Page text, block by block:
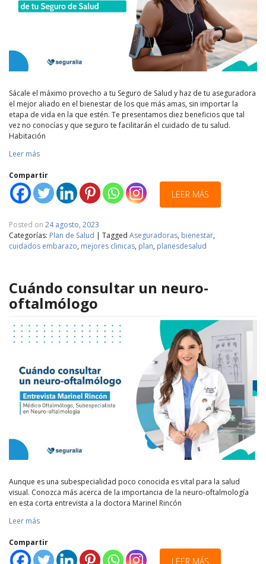
Sácale el máximo provecho a tu Seguro de Salud y haz de tu aseguradora
el mejor aliado en el bienestar de los que más amas, sin importar la
etapa de vida en la que estén. Te presentamos diez beneficios que tal
vez no conocías y que seguro te facilitarán el cuidado de tu salud.
Habitación
Leer más
Compartir
LEER MÁS
Posted on 24 agosto, 2023
Categorías: Plan de Salud | Tagged Aseguradoras, bienestar,
cuidados embarazo, mejores clinicas, plan, planesdesalud
Cuándo consultar un neuro-
oftalmólogo
Aunque es una subespecialidad poco conocida es vital para la salud
visual. Conozca más acerca de la importancia de la neuro-oftalmología
en esta corta entrevista a la doctora Marinel Rincón
Leer más
Compartir
LEER MÁS